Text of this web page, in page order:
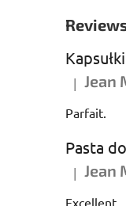
Ocena
| Jean
Parfait.
Pasta
Ocena
| Jean
Excellent